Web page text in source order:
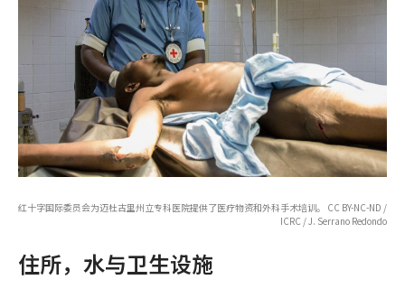
红十字国际委员会为迈杜古里州立专科医院提供了医疗物资和外科手术培训。 CC BY-NC-ND /
ICRC / J. Serrano Redondo
住所，水与卫生设施